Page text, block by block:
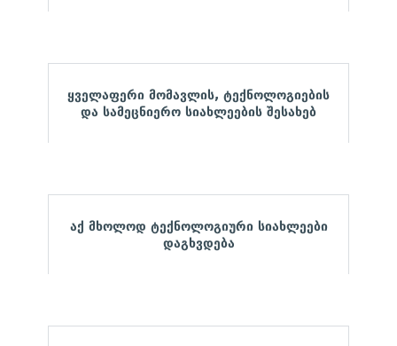
ყველაფერი მომავლის, ტექნოლოგიების
და სამეცნიერო სიახლეების შესახებ
აქ მხოლოდ ტექნოლოგიური სიახლეები
დაგხვდება